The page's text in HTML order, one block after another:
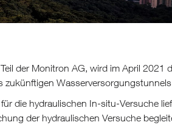
der Monitron AG, wird im April 2021
die hydraulischen In-situ-Versuche
der hydraulischen Versuche